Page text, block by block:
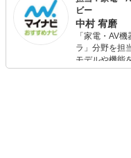
ビー
中村 宥磨
「家電・AV
ラ」分野を担
モデルや機能
ムを楽しみな